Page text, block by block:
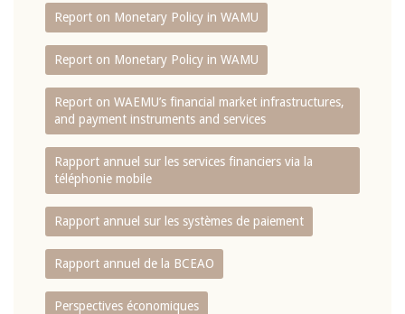
Report on Monetary Policy in WAMU
Report on Monetary Policy in WAMU
Report on WAEMU’s financial market infrastructures,
and payment instruments and services
Rapport annuel sur les services financiers via la
téléphonie mobile
Rapport annuel sur les systèmes de paiement
Rapport annuel de la BCEAO
Perspectives économiques